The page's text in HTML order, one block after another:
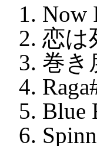
Now
恋は
巻き
Blue